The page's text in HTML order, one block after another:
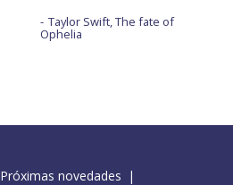
Taylor Swift, The fate of
Ophelia
Próximas novedades